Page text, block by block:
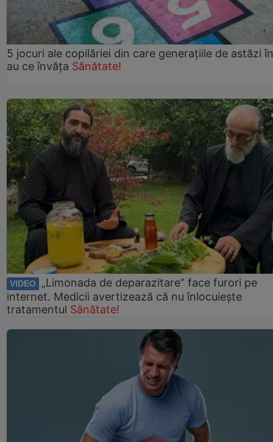
5 jocuri ale copilăriei din care generațiile de astăzi
au ce învăța Sănătate!
VIDEO
„Limonada de deparazitare” face furori pe
internet. Medicii avertizează că nu înlocuiește
tratamentul Sănătate!